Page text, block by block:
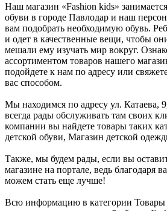
Наш магазин «Fashion kids»
обуви в городе Павлодар и наш
вам подобрать необходимую обувь.
и одет в качественные вещи, чтобы
мешали ему изучать мир вокруг.
ассортиментом товаров нашего
подойдете к нам по адресу или
вас способом.
Мы находимся по адресу ул. Катаева,
всегда рады обслуживать там своих
компании вы найдете товары таких
детской обуви, Магазин детской
Также, мы будем рады, если вы
магазине на портале, ведь благодаря
можем стать еще лучше!
Всю информацию в категории Товары